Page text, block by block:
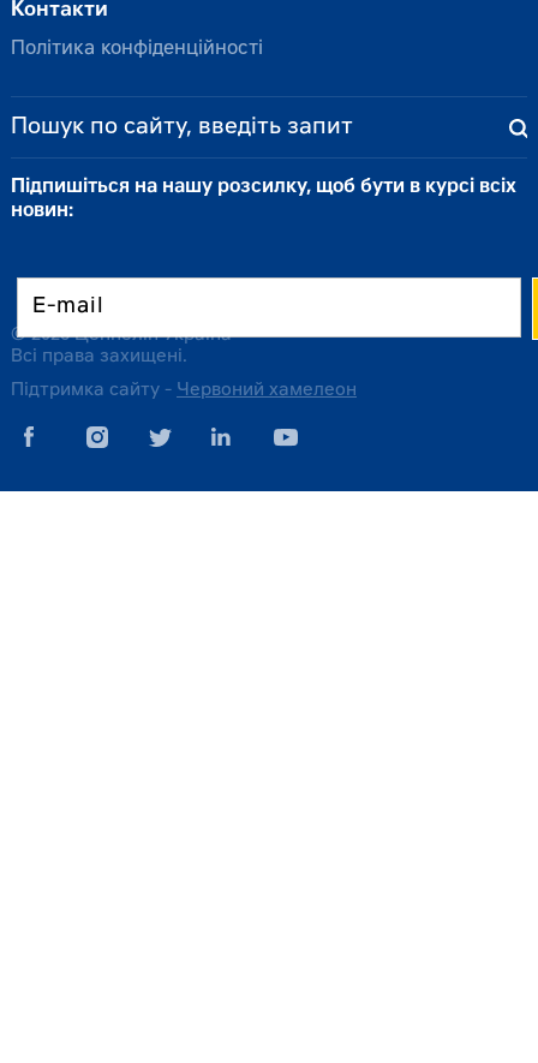
Контакти
Політика конфіденційності
Підпишіться на нашу розсилку, щоб бути в курсі всіх
новин:
© 2026 Цеппелін Україна
Всі права захищені.
Підтримка сайту - Червоний хамелеон